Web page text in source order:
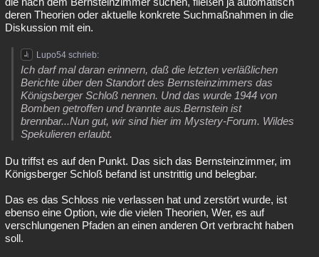
deren Theorien oder aktuelle konkrete Suchmaßnahmen in die
Diskussion mit ein.
Lupo54 schrieb:
Ich darf mal daran erinnern, daß die letzten verläßlichen
Berichte über den Standort des Bernsteinzimmers das
Königsberger Schloß nennen. Und das wurde 1944 von
Bomben getroffen und brannte aus.Bernstein ist
brennbar...Nun gut, wir sind hier im Mystery-Forum. Wildes
Spekulieren erlaubt.
Du triffst es auf den Punkt. Das sich das Bernsteinzimmer, im
Königsberger Schloß befand ist unstrittig und belegbar.
Das es das Schloss nie verlassen hat und zerstört wurde, ist
ebenso eine Option, wie die vielen Theorien, Wer, es auf
verschlungenen Pfaden an einen anderen Ort verbracht haben
soll.